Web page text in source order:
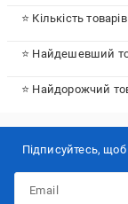
⭐ Кількість
⭐ Найдешевший
⭐ Найдорожчий
Підписуйтесь,